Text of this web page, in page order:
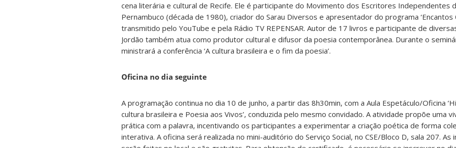
cena literária e cultural de Recife. Ele é participante do Movimento dos Escritores Independentes
Pernambuco (década de 1980), criador do Sarau Diversos e apresentador do programa ‘Encantos
transmitido pelo YouTube e pela Rádio TV REPENSAR. Autor de 17 livros e participante de
Jordão também atua como produtor cultural e difusor da poesia contemporânea. Durante o
ministrará a conferência ‘A cultura brasileira e o fim da poesia’.
Oficina no dia seguinte
A programação continua no dia 10 de junho, a partir das 8h30min, com a Aula Espetáculo/Oficina
cultura brasileira e Poesia aos Vivos’, conduzida pelo mesmo convidado. A atividade propõe uma
prática com a palavra, incentivando os participantes a experimentar a criação poética de forma
interativa. A oficina será realizada no mini-auditório do Serviço Social, no CSE/Bloco D, sala 207. As